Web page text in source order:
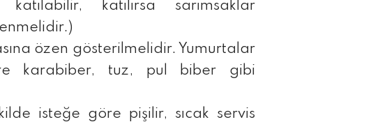
katılırsa sarımsaklar
özen gösterilmelidir. Yumurtalar
karabiber, tuz, pul biber gibi
isteğe göre pişilir, sıcak servis